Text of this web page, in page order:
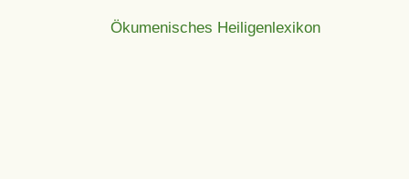
Ökumenisches Heiligenlexikon